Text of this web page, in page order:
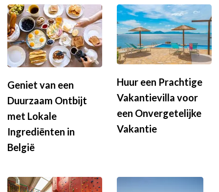
Geniet van een
Duurzaam Ontbijt
met Lokale
Ingrediënten in
België
Huur een Prachtige
Vakantievilla voor
een Onvergetelijke
Vakantie